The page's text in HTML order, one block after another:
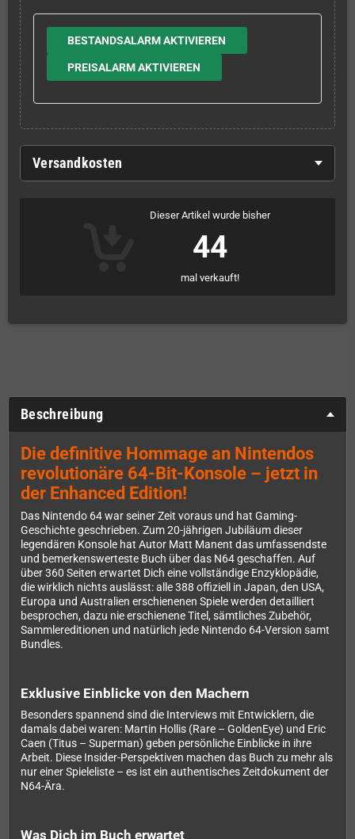
BESTANDSALARM AKTIVIEREN
PREISALARM AKTIVIEREN
Versandkosten
Dieser Artikel wurde bisher
44
mal verkauft!
Beschreibung
Die definitive Hommage an Nintendos
revolutionäre 64-Bit-Konsole – jetzt in
der Enhanced Edition!
Das Nintendo 64 war seiner Zeit voraus und hat Gaming-
Geschichte geschrieben. Zum 20-jährigen Jubiläum dieser
legendären Konsole hat Autor Matt Manent das umfassendste
und bemerkenswerteste Buch über das N64 geschaffen. Auf
über 360 Seiten erwartet Dich eine vollständige Enzyklopädie,
die wirklich nichts auslässt: alle 388 offiziell in Japan, den USA,
Europa und Australien erschienenen Spiele werden detailliert
besprochen, dazu nie erschienene Titel, sämtliches Zubehör,
Sammlereditionen und natürlich jede Nintendo 64-Version samt
Bundles.
Exklusive Einblicke von den Machern
Besonders spannend sind die Interviews mit Entwicklern, die
damals dabei waren: Martin Hollis (Rare – GoldenEye) und Eric
Caen (Titus – Superman) geben persönliche Einblicke in ihre
Arbeit. Diese Insider-Perspektiven machen das Buch zu mehr als
nur einer Spieleliste – es ist ein authentisches Zeitdokument der
N64-Ära.
Was Dich im Buch erwartet